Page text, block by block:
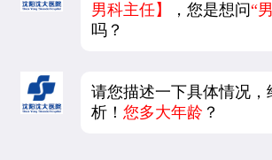
男科主任】
，您是想问“
吗？
请您描述一下具体情况，
析！您多大年龄 ？